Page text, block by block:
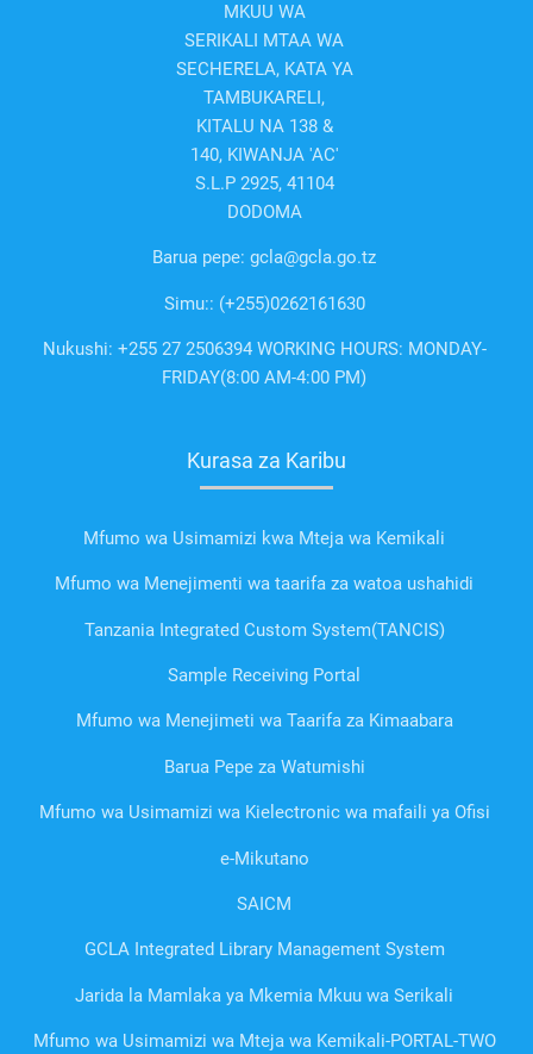
MKUU WA
SERIKALI MTAA WA
SECHERELA, KATA YA
TAMBUKARELI,
KITALU NA 138 &
140, KIWANJA 'AC'
S.L.P 2925, 41104
DODOMA
Barua pepe: gcla@gcla.go.tz
Simu:: (+255)0262161630
Nukushi: +255 27 2506394 WORKING HOURS: MONDAY-
FRIDAY(8:00 AM-4:00 PM)
Kurasa za Karibu
Mfumo wa Usimamizi kwa Mteja wa Kemikali
Mfumo wa Menejimenti wa taarifa za watoa ushahidi
Tanzania Integrated Custom System(TANCIS)
Sample Receiving Portal
Mfumo wa Menejimeti wa Taarifa za Kimaabara
Barua Pepe za Watumishi
Mfumo wa Usimamizi wa Kielectronic wa mafaili ya Ofisi
e-Mikutano
SAICM
GCLA Integrated Library Management System
Jarida la Mamlaka ya Mkemia Mkuu wa Serikali
Mfumo wa Usimamizi wa Mteja wa Kemikali-PORTAL-TWO